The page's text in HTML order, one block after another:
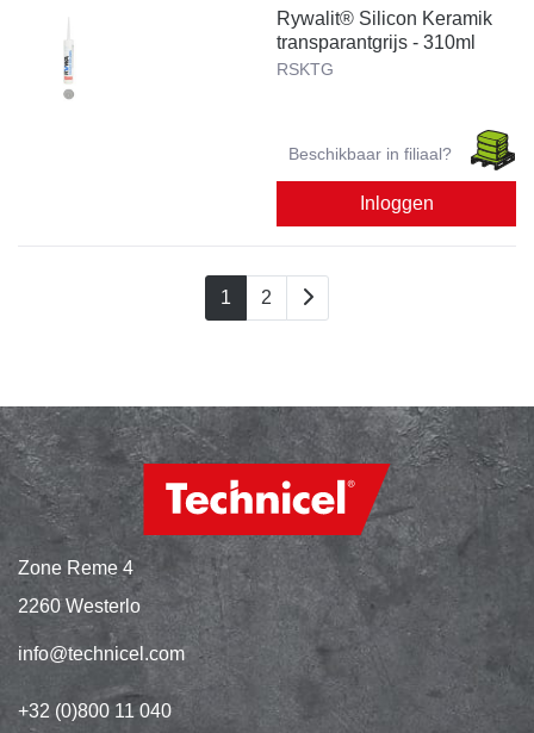
Rywalit® Silicon Keramik
transparantgrijs - 310ml
RSKTG
Beschikbaar in filiaal?
Inloggen
1 2
Zone Reme 4
2260 Westerlo
info@technicel.com
+32 (0)800 11 040